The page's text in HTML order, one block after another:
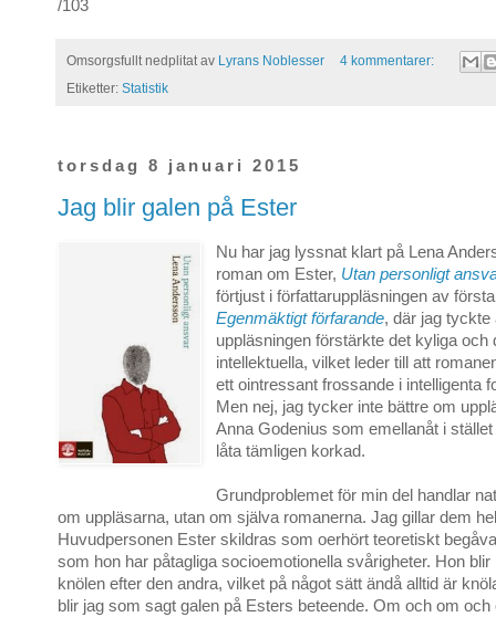
/103
Omsorgsfullt nedplitat av Lyrans Noblesser
4 kommentarer:
Etiketter: Statistik
torsdag 8 januari 2015
Jag blir galen på Ester
Nu har jag lyssnat klart på Lena
roman om Ester, Utan personligt
förtjust i författaruppläsningen av
Egenmäktigt förfarande, där jag tyckte
uppläsningen förstärkte det kyliga och
intellektuella, vilket leder till att
ett ointressant frossande i intelligenta
Men nej, jag tycker inte bättre om
Anna Godenius som emellanåt i
låta tämligen korkad.
Grundproblemet för min del handlar
om uppläsarna, utan om själva romanerna. Jag gillar dem
Huvudpersonen Ester skildras som oerhört teoretiskt
som hon har påtagliga socioemotionella svårigheter. Hon blir
knölen efter den andra, vilket på något sätt ändå alltid är
blir jag som sagt galen på Esters beteende. Om och om